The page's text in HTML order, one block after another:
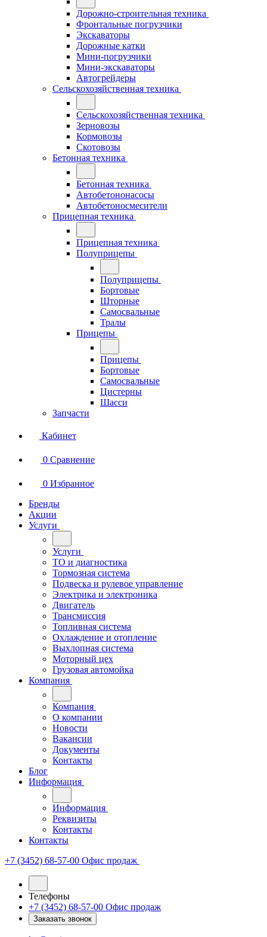
Дорожно-строительная техника
Фронтальные погрузчики
Экскаваторы
Дорожные катки
Мини-погрузчики
Мини-экскаваторы
Автогрейдеры
Сельскохозяйственная техника
Сельскохозяйственная техника
Зерновозы
Кормовозы
Скотовозы
Бетонная техника
Бетонная техника
Автобетононасосы
Автобетоносмесители
Прицепная техника
Прицепная техника
Полуприцепы
Полуприцепы
Бортовые
Шторные
Самосвальные
Тралы
Прицепы
Прицепы
Бортовые
Самосвальные
Цистерны
Шасси
Запчасти
Кабинет
0 Сравнение
0 Избранное
Бренды
Акции
Услуги
Услуги
ТО и диагностика
Тормозная система
Подвеска и рулевое управление
Электрика и электроника
Двигатель
Трансмиссия
Топливная система
Охлаждение и отопление
Выхлопная система
Моторный цех
Грузовая автомойка
Компания
Компания
О компании
Новости
Вакансии
Документы
Контакты
Блог
Информация
Информация
Реквизиты
Контакты
Контакты
+7 (3452) 68-57-00 Офис продаж
Телефоны
+7 (3452) 68-57-00 Офис продаж
Заказать звонок